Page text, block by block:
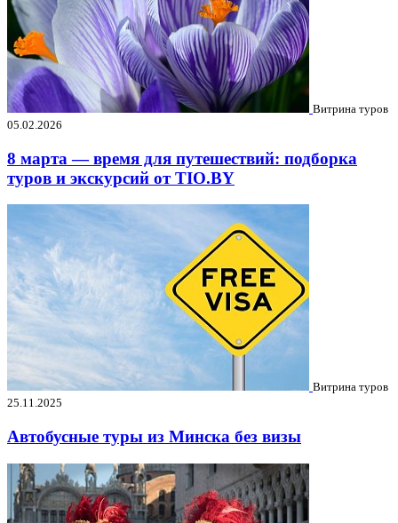
Витрина туров
05.02.2026
8 марта — время для путешествий: подборка
туров и экскурсий от TIO.BY
Витрина туров
25.11.2025
Автобусные туры из Минска без визы